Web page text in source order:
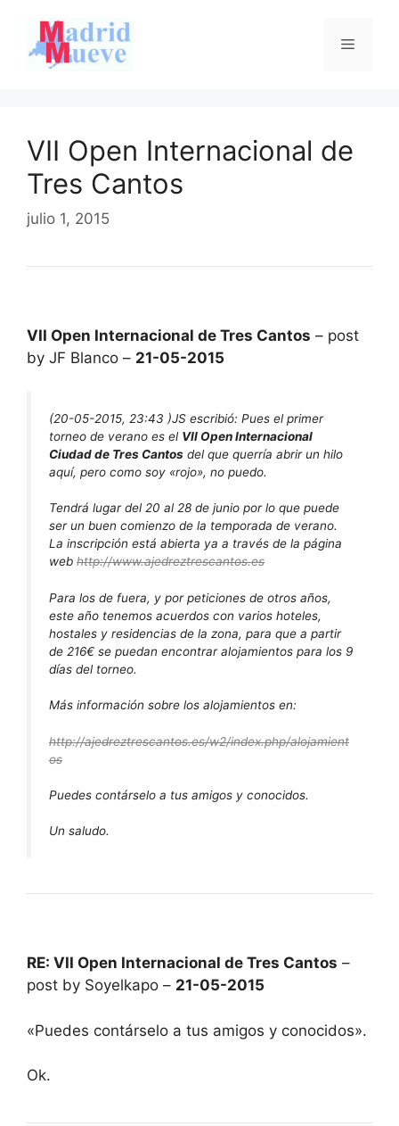
contenido
Menú
VII Open Internacional de
Tres Cantos
julio 1, 2015
VII Open Internacional de Tres Cantos – post
by JF Blanco – 21-05-2015
(20-05-2015, 23:43 )JS escribió: Pues el primer
torneo de verano es el VII Open Internacional
Ciudad de Tres Cantos del que querría abrir un hilo
aquí, pero como soy «rojo», no puedo.
Tendrá lugar del 20 al 28 de junio por lo que puede
ser un buen comienzo de la temporada de verano.
La inscripción está abierta ya a través de la página
web http://www.ajedreztrescantos.es
Para los de fuera, y por peticiones de otros años,
este año tenemos acuerdos con varios hoteles,
hostales y residencias de la zona, para que a partir
de 216€ se puedan encontrar alojamientos para los 9
días del torneo.
Más información sobre los alojamientos en:
http://ajedreztrescantos.es/w2/index.php/alojamient
os
Puedes contárselo a tus amigos y conocidos.
Un saludo.
RE: VII Open Internacional de Tres Cantos –
post by Soyelkapo – 21-05-2015
«Puedes contárselo a tus amigos y conocidos».
Ok.